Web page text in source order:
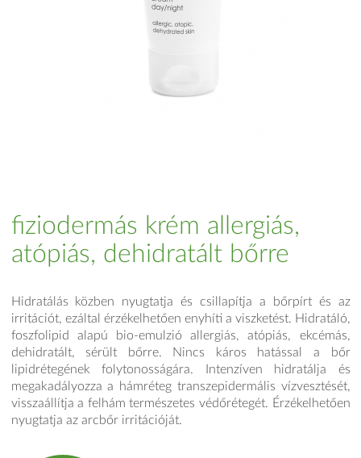
fiziodermás krém allergiás,
atópiás, dehidratált bőrre
Hidratálás közben nyugtatja és csillapítja a bőrpírt és az
irritációt, ezáltal érzékelhetően enyhíti a viszketést. Hidratáló,
foszfolipid alapú bio-emulzió allergiás, atópiás, ekcémás,
dehidratált, sérült bőrre. Nincs káros hatással a bőr
lipidrétegének folytonosságára. Intenzíven hidratálja és
megakadályozza a hámréteg transzepidermális vízvesztését,
visszaállítja a felhám természetes védőrétegét. Érzékelhetően
nyugtatja az arcbőr irritációját.